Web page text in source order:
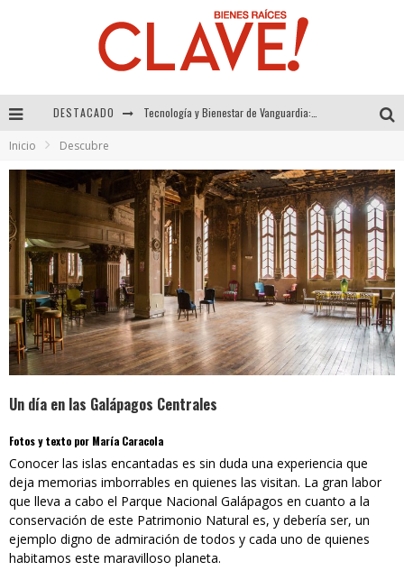
DESTACADO
El Despertar de la Calidez: Acabados Dorados de FV para Elevar tu Espacio
Inicio Descubre
Un día en las Galápagos Centrales
Fotos y texto por María Caracola
Conocer las islas encantadas es sin duda una experiencia que
deja memorias imborrables en quienes las visitan. La gran labor
que lleva a cabo el Parque Nacional Galápagos en cuanto a la
conservación de este Patrimonio Natural es, y debería ser, un
ejemplo digno de admiración de todos y cada uno de quienes
habitamos este maravilloso planeta.